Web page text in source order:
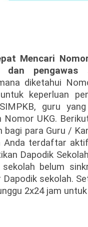
Mencari
dan pengawas
diketahui
keperluan
guru
Nomor UKG.
bagi para Guru /
Anda terdaftar
Dapodik
sekolah belum
sekolah.
2x24 jam